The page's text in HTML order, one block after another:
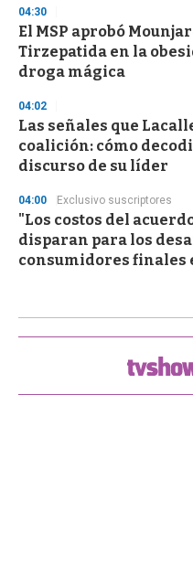
04:30
El MSP aprobó
Tirzepatida en la
droga mágica
04:02
Las señales que
coalición: cómo
discurso de su líder
04:00 Exclusivo suscriptores
"Los costos del
disparan para los
consumidores finales